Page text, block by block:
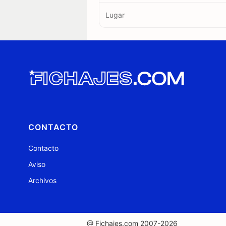
Lugar
CONTACTO
Contacto
Aviso
Archivos
@ Fichajes.com 2007-2026